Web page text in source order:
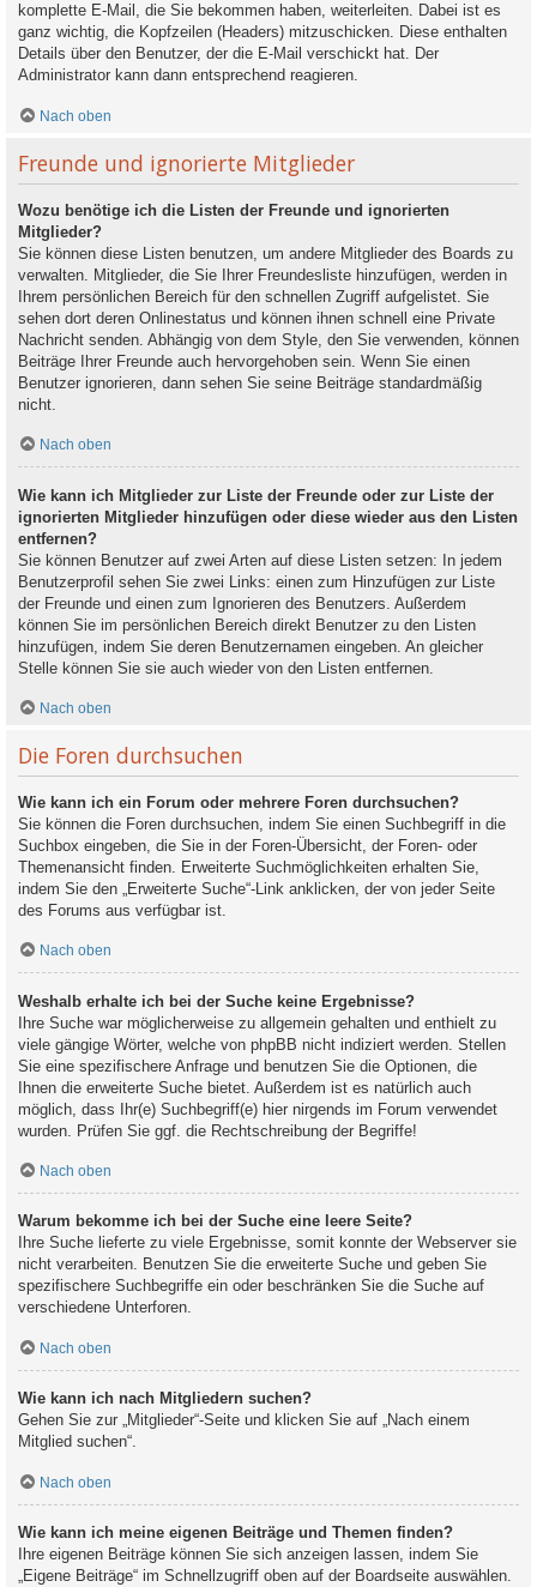
komplette E-Mail, die Sie bekommen haben, weiterleiten. Dabei ist es
ganz wichtig, die Kopfzeilen (Headers) mitzuschicken. Diese enthalten
Details über den Benutzer, der die E-Mail verschickt hat. Der
Administrator kann dann entsprechend reagieren.
Nach oben
Freunde und ignorierte Mitglieder
Wozu benötige ich die Listen der Freunde und ignorierten
Mitglieder?
Sie können diese Listen benutzen, um andere Mitglieder des Boards zu
verwalten. Mitglieder, die Sie Ihrer Freundesliste hinzufügen, werden in
Ihrem persönlichen Bereich für den schnellen Zugriff aufgelistet. Sie
sehen dort deren Onlinestatus und können ihnen schnell eine Private
Nachricht senden. Abhängig von dem Style, den Sie verwenden, können
Beiträge Ihrer Freunde auch hervorgehoben sein. Wenn Sie einen
Benutzer ignorieren, dann sehen Sie seine Beiträge standardmäßig
nicht.
Nach oben
Wie kann ich Mitglieder zur Liste der Freunde oder zur Liste der
ignorierten Mitglieder hinzufügen oder diese wieder aus den Listen
entfernen?
Sie können Benutzer auf zwei Arten auf diese Listen setzen: In jedem
Benutzerprofil sehen Sie zwei Links: einen zum Hinzufügen zur Liste
der Freunde und einen zum Ignorieren des Benutzers. Außerdem
können Sie im persönlichen Bereich direkt Benutzer zu den Listen
hinzufügen, indem Sie deren Benutzernamen eingeben. An gleicher
Stelle können Sie sie auch wieder von den Listen entfernen.
Nach oben
Die Foren durchsuchen
Wie kann ich ein Forum oder mehrere Foren durchsuchen?
Sie können die Foren durchsuchen, indem Sie einen Suchbegriff in die
Suchbox eingeben, die Sie in der Foren-Übersicht, der Foren- oder
Themenansicht finden. Erweiterte Suchmöglichkeiten erhalten Sie,
indem Sie den „Erweiterte Suche“-Link anklicken, der von jeder Seite
des Forums aus verfügbar ist.
Nach oben
Weshalb erhalte ich bei der Suche keine Ergebnisse?
Ihre Suche war möglicherweise zu allgemein gehalten und enthielt zu
viele gängige Wörter, welche von phpBB nicht indiziert werden. Stellen
Sie eine spezifischere Anfrage und benutzen Sie die Optionen, die
Ihnen die erweiterte Suche bietet. Außerdem ist es natürlich auch
möglich, dass Ihr(e) Suchbegriff(e) hier nirgends im Forum verwendet
wurden. Prüfen Sie ggf. die Rechtschreibung der Begriffe!
Nach oben
Warum bekomme ich bei der Suche eine leere Seite?
Ihre Suche lieferte zu viele Ergebnisse, somit konnte der Webserver sie
nicht verarbeiten. Benutzen Sie die erweiterte Suche und geben Sie
spezifischere Suchbegriffe ein oder beschränken Sie die Suche auf
verschiedene Unterforen.
Nach oben
Wie kann ich nach Mitgliedern suchen?
Gehen Sie zur „Mitglieder“-Seite und klicken Sie auf „Nach einem
Mitglied suchen“.
Nach oben
Wie kann ich meine eigenen Beiträge und Themen finden?
Ihre eigenen Beiträge können Sie sich anzeigen lassen, indem Sie
„Eigene Beiträge“ im Schnellzugriff oben auf der Boardseite auswählen.